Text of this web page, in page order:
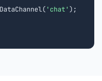
'chat' );